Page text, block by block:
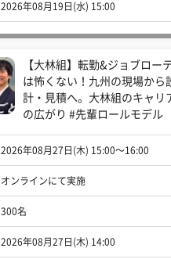
2026年08月19日(水) 15:00
【大林組】転勤&ジョブロー
は怖くない！九州の現場から
計・見積へ。大林組のキャリ
の広がり #先輩ロールモデル
2026年08月27日(木) 15:00〜16:00
オンラインにて実施
300名
2026年08月27日(木) 14:00